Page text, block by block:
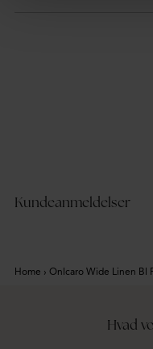
Kundeanmeldelser
Home › Onlcaro Wide Linen Bl
Hvad